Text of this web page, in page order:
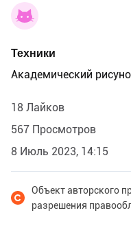
Техники
Академический
18 Лайков
567 Просмотров
8 Июль 2023, 14:15
Объект авторского
разрешения